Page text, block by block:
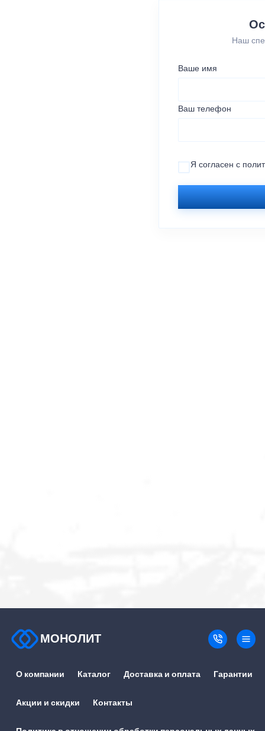
Наш
Ваше имя
Ваш телефон
Я согласен с
МОНОЛИТ
О компании Каталог Доставка и оплата Гарантии
Акции и скидки Контакты